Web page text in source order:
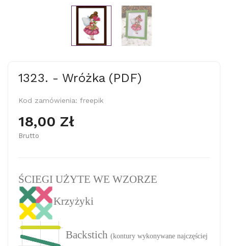
1323. - Wróżka (PDF)
Kod zamówienia: freepik
18,00 Zł
Brutto
ŚCIEGI UŻYTE WE WZORZE
Krzyżyki
Backstich (kontury wykonywane najczęściej